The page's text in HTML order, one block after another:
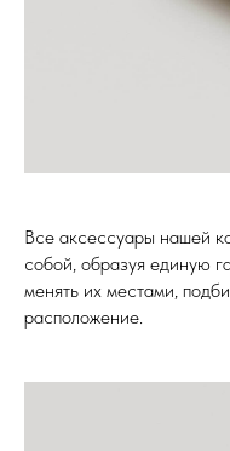
Все аксессуары нашей
собой, образуя единую
менять их местами,
расположение.